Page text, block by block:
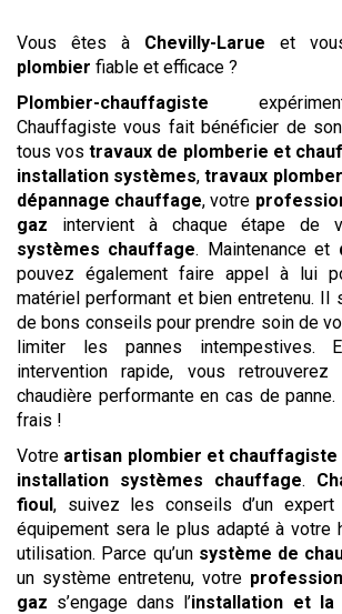
Vous êtes à Chevilly-Larue et
plombier fiable et efficace ?
Plombier-chauffagiste
Chauffagiste vous fait bénéficier de
tous vostravaux de plomberie et
installation systèmes,travaux
dépannage chauffage, votre
gaz intervient à chaque étape de
systèmes chauffage. Maintenance et
pouvez également faire appel à lui
matériel performant et bien entretenu. Il
de bons conseils pour prendre soin de
limiter les pannes intempestives.
intervention rapide, vous retrouverez
chaudière performante en cas de
frais !
Votre artisan plombier et chauffagiste
installation systèmes chauffage.
fioul, suivez les conseils d’un
équipement sera le plus adapté à votre
utilisation. Parce qu’un système de
un système entretenu, votre
gaz s’engage dans l’installation et la